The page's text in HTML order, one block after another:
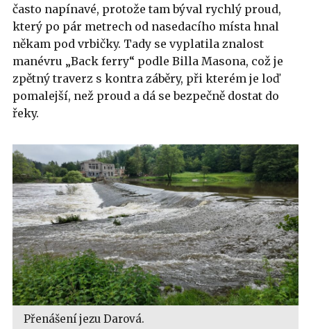
často napínavé, protože tam býval rychlý proud,
který po pár metrech od nasedacího místa hnal
někam pod vrbičky. Tady se vyplatila znalost
manévru „Back ferry“ podle Billa Masona, což je
zpětný traverz s kontra záběry, při kterém je loď
pomalejší, než proud a dá se bezpečně dostat do
řeky.
Přenášení jezu Darová.